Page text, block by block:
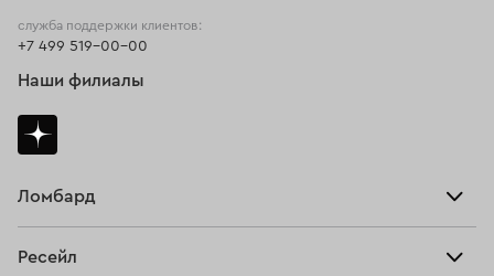
Ломбард
Ресейл
служба поддержки клиентов:
+7 499 519-00-00
Наши филиалы